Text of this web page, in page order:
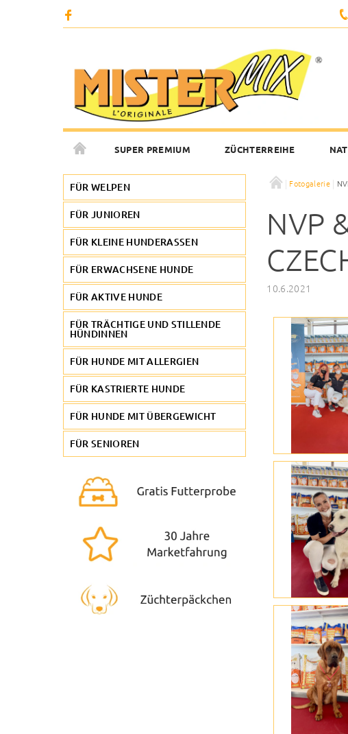
SUPER PREMIUM ZÜCHTERREIHE
FOTOGALERIE
FÜR WELPEN
FÜR JUNIOREN
FÜR KLEINE HUNDERASSEN
FÜR ERWACHSENE HUNDE
FÜR AKTIVE HUNDE
FÜR TRÄCHTIGE UND STILLENDE
HÜNDINNEN
FÜR HUNDE MIT ALLERGIEN
FÜR KASTRIERTE HUNDE
FÜR HUNDE MIT ÜBERGEWICHT
FÜR SENIOREN
Fotogalerie
NVP
10.6.2021